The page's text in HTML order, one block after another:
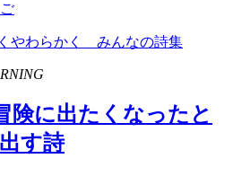
やわらかく みんなの詩集
険に出たくなったと
す詩